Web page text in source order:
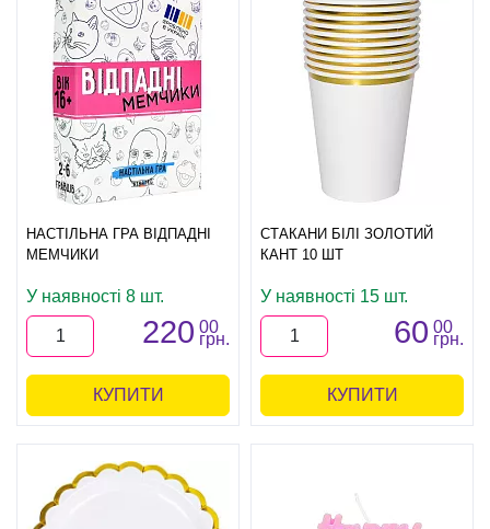
НАСТІЛЬНА ГРА ВІДПАДНІ
МЕМЧИКИ
У наявності 8 шт.
220 00
грн.
КУПИТИ
СТАКАНИ БІЛІ ЗОЛОТИЙ
КАНТ 10 ШТ
У наявності 15 шт.
60 00
грн.
КУПИТИ